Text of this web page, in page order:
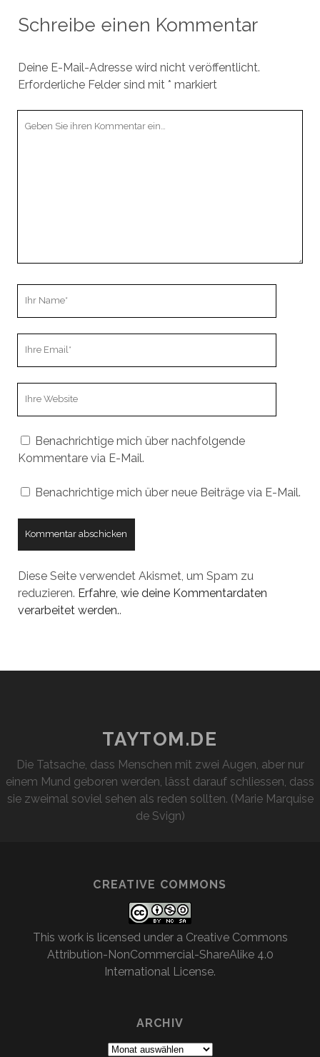
Schreibe einen Kommentar
Deine E-Mail-Adresse wird nicht veröffentlicht.
Erforderliche Felder sind mit * markiert
Benachrichtige mich über nachfolgende
Kommentare via E-Mail.
Benachrichtige mich über neue Beiträge via E-Mail.
Diese Seite verwendet Akismet, um Spam zu
reduzieren. Erfahre, wie deine Kommentardaten
verarbeitet werden..
TAYTOM.DE
Die Tatsache, dass Menschen mit zwei Augen, aber nur
einem Mund geboren werden, lässt darauf schliessen, dass
sie zweimal soviel sehen als reden sollten. (Marie Marquise
de Svign)
CREATIVE COMMONS
This work is licensed under a Creative Commons
Attribution-NonCommercial-ShareAlike 4.0
International License.
ARCHIV
Archiv